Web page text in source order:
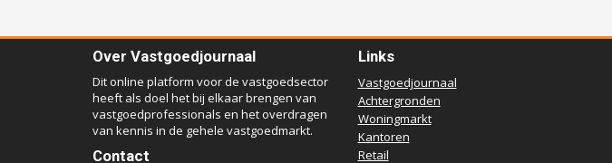
Over Vastgoedjournaal
Dit online platform voor de vastgoedsector
heeft als doel het bij elkaar brengen van
vastgoedprofessionals en het overdragen
van kennis in de gehele vastgoedmarkt.
Contact
Links
Vastgoedjournaal
Achtergronden
Woningmarkt
Kantoren
Retail